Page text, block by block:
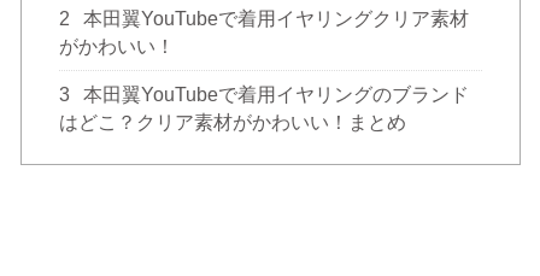
2
本田翼YouTubeで着用イヤリングクリア素材
がかわいい！
3
本田翼YouTubeで着用イヤリングのブランド
はどこ？クリア素材がかわいい！まとめ